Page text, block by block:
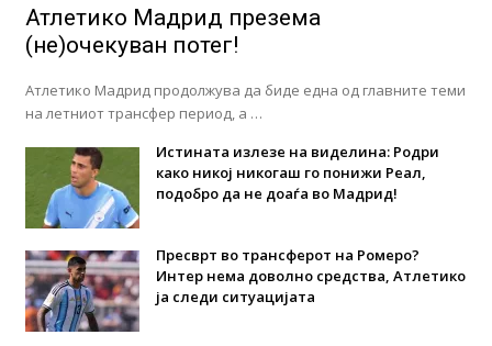
Атлетико Мадрид презема
(не)очекуван потег!
Атлетико Мадрид продолжува да биде една од главните теми
на летниот трансфер период, а …
Истината излезе на виделина: Родри
како никој никогаш го понижи Реал,
подобро да не доаѓа во Мадрид!
Пресврт во трансферот на Ромеро?
Интер нема доволно средства, Атлетико
ја следи ситуацијата